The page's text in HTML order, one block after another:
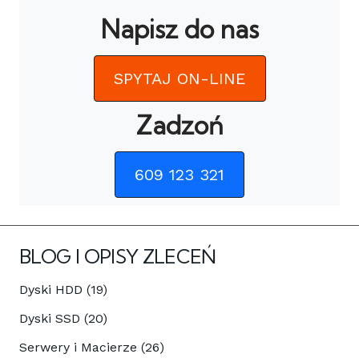
Napisz do nas
SPYTAJ ON-LINE
Zadzoń
609 123 321
BLOG I OPISY ZLECEŃ
Dyski HDD (19)
Dyski SSD (20)
Serwery i Macierze (26)